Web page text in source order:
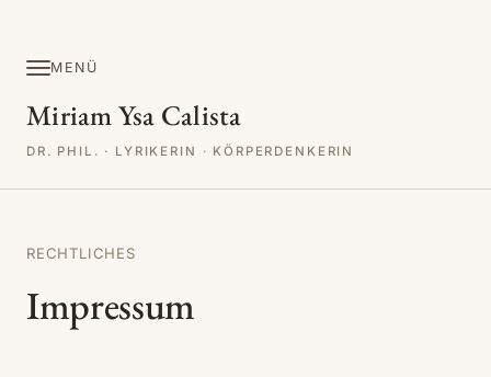
MENÜ
Miriam Ysa Calista
DR. PHIL. · LYRIKERIN · KÖRPERDENKERIN
RECHTLICHES
Impressum